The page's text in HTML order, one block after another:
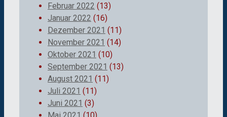
Februar 2022 (13)
Januar 2022 (16)
Dezember 2021 (11)
November 2021 (14)
Oktober 2021 (10)
September 2021 (13)
August 2021 (11)
Juli 2021 (11)
Juni 2021 (3)
Mai 2021 (10)